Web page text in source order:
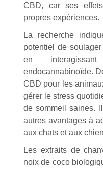
CBD, car ses
propres expériences.
La recherche
potentiel de
en
endocannabinoïde.
CBD pour les
gérer le stress
de sommeil saines.
autres avantages à
aux chats et aux
Les extraits de
noix de coco